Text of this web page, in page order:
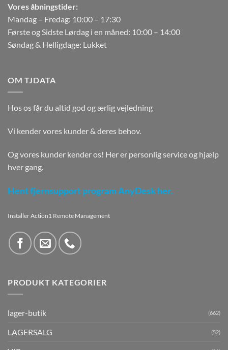
Vores åbningstider:
Mandag – Fredag: 10:00 – 17:30
Første og Sidste Lørdag i en måned: 10:00 – 14:00
Søndag & Helligdage: Lukket
OM TJDATA
Hos os får du altid god og ærlig vejledning
Vi kender vores kunder & deres behov.
Og vores kunder kender os! Her er personlig service og hjælp
hver gang.
Hent fjernsupport program AnyDesk her.
Installer Action1 Remote Management
PRODUKT KATEGORIER
lager-butik (662)
LAGERSALG (52)